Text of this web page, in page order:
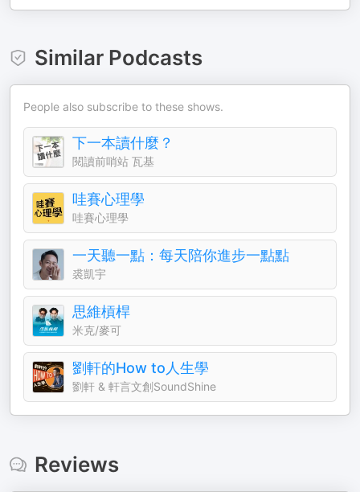
Similar Podcasts
People also subscribe to these shows.
下一本讀什麼？
閱讀前哨站 瓦基
哇賽心理學
哇賽心理學
一天聽一點：每天陪你進步一點點
裘凱宇
思維槓桿
米克/麥可
劉軒的How to人生學
劉軒 & 軒言文創SoundShine
Reviews